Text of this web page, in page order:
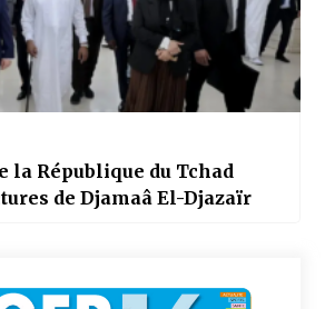
la République du Tchad
de Djamaâ El-Djazaïr